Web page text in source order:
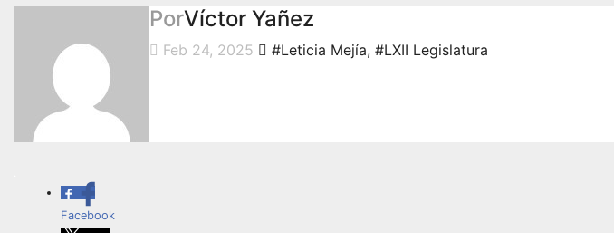
PorVíctor Yañez
Feb 24, 2025 #Leticia Mejía, #LXII Legislatura
Facebook